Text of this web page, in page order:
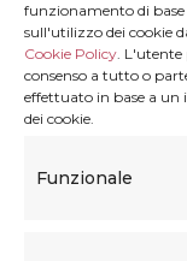
funzionamento di
sull'utilizzo dei cookie
Cookie Policy. L'utente
consenso a tutto o
effettuato in base a un
dei cookie.
Funzionale
considerarsi un
legge n° 62 del